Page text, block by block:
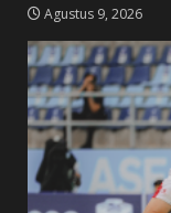
Agustus 9, 2026